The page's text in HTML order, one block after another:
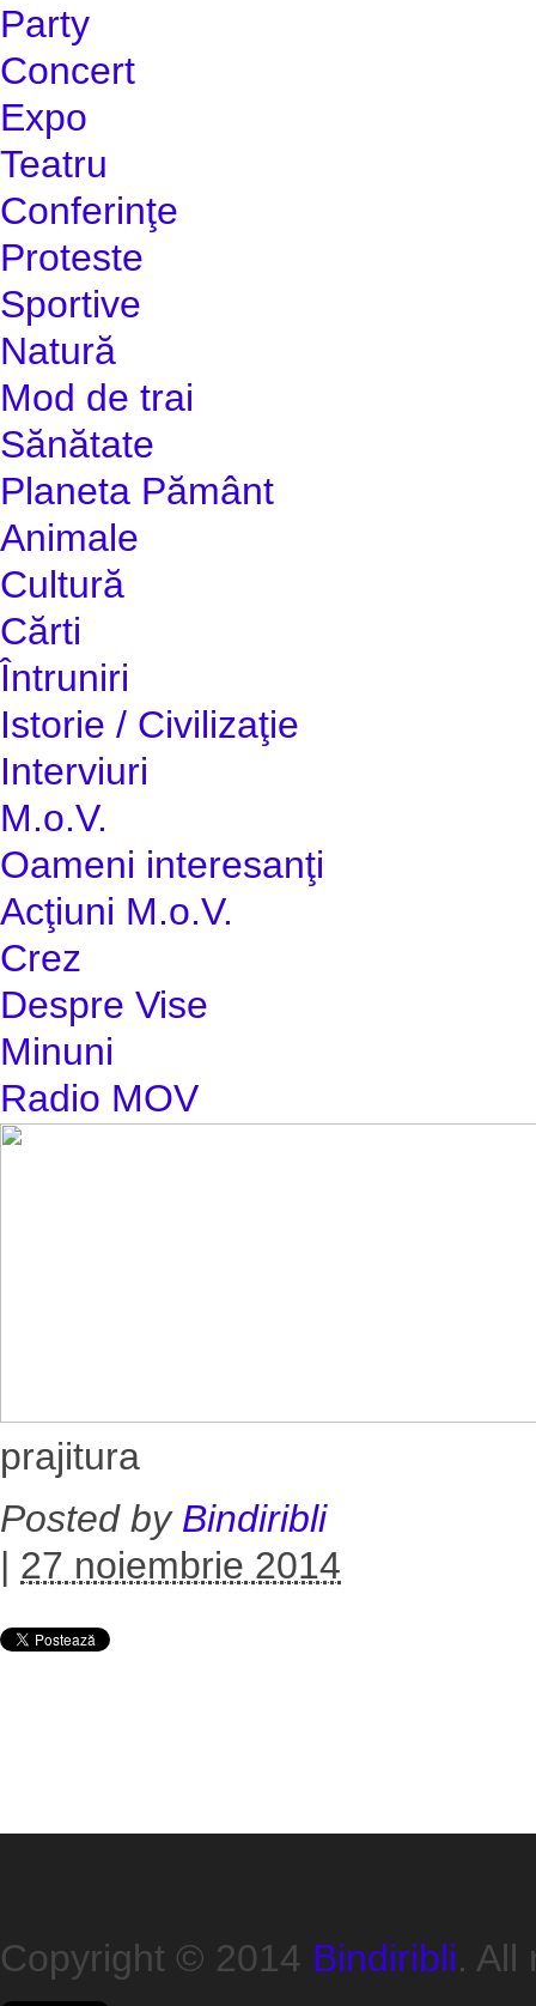
Party
Concert
Expo
Teatru
Conferinţe
Proteste
Sportive
Natură
Mod de trai
Sănătate
Planeta Pământ
Animale
Cultură
Cărti
Întruniri
Istorie / Civilizaţie
Interviuri
M.o.V.
Oameni interesanţi
Acţiuni M.o.V.
Crez
Despre Vise
Minuni
Radio MOV
prajitura
Posted by Bindiribli
| 27 noiembrie 2014
Copyright © 2014 Bindiribli. All